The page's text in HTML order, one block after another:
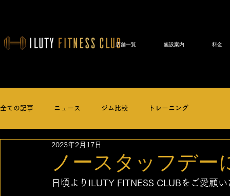
店舗一覧 施設案内 料金
全ての記事 ニュース ジム比較 トレーニング
ノースタッフデー
2023年2月17日
日頃よりILUTY FITNESS CLUBをご愛顧